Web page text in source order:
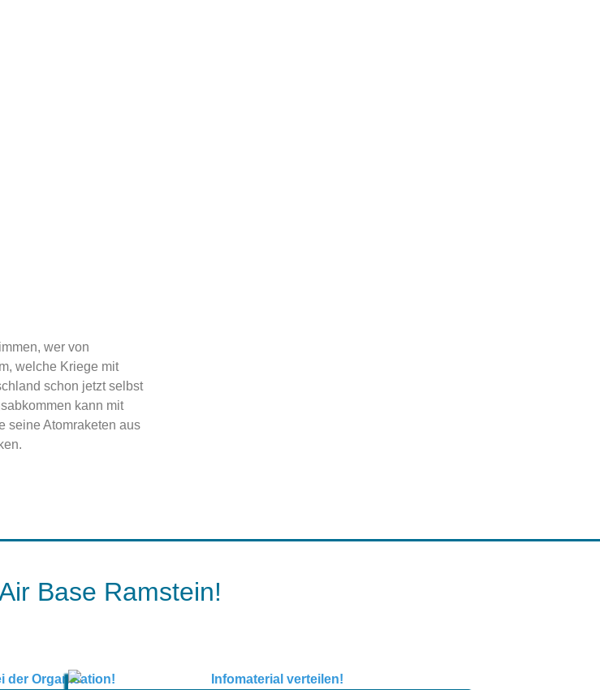
wer von
welche Kriege mit
schon jetzt selbst
kann mit
seine Atomraketen aus
Base Ramstein!